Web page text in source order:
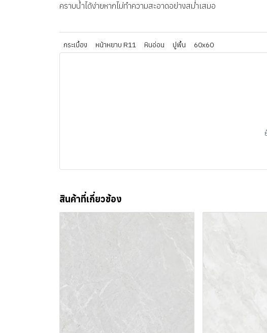
คราบน้ำได้ง่ายหากไม่ทำความสะอาดอย่างสม่ำเสมอ
กระเบื้อง หน้าหยาบ R11 หินอ่อน ปูพื้น 60x60
สินค้าที่เกี่ยวข้อง